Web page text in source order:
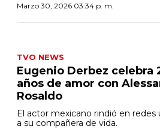
Marzo 30, 2026 03:34 p. m.
TVO NEWS
Eugenio Derbez celebra
años de amor con
Rosaldo
El actor mexicano rindió en
a su compañera de vida.